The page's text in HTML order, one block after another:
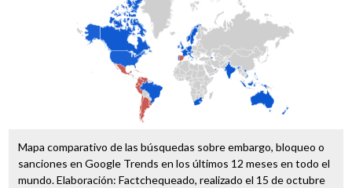
Mapa comparativo de las búsquedas sobre embargo, bloqueo o
sanciones en Google Trends en los últimos 12 meses en todo el
mundo. Elaboración: Factchequeado, realizado el 15 de octubre